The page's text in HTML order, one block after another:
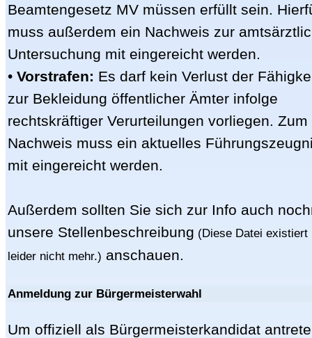
Beamtengesetz MV müssen erfüllt sein.
muss außerdem ein Nachweis zur
Untersuchung mit eingereicht werden.
• Vorstrafen: Es darf kein Verlust der
zur Bekleidung öffentlicher Ämter infolge
rechtskräftiger Verurteilungen vorliegen. Zum
Nachweis muss ein aktuelles
mit eingereicht werden.
Außerdem sollten Sie sich zur Info auch
unsere Stellenbeschreibung (Diese Datei existiert
leider nicht mehr.) anschauen.
Anmeldung zur Bürgermeisterwahl
Um offiziell als Bürgermeisterkandidat